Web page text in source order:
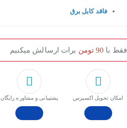
فاقد کابل برق
امکان تحویل اکسپرس پشتیبانی و مشاوره رایگان
فقط با 90 تومن برات ارسالش میکنیم